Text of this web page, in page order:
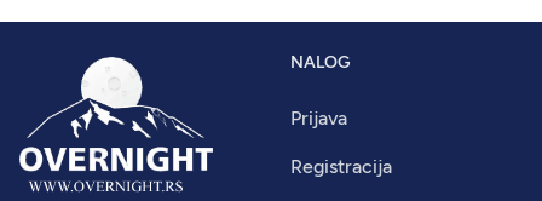
NALOG
Prijava
Registracija